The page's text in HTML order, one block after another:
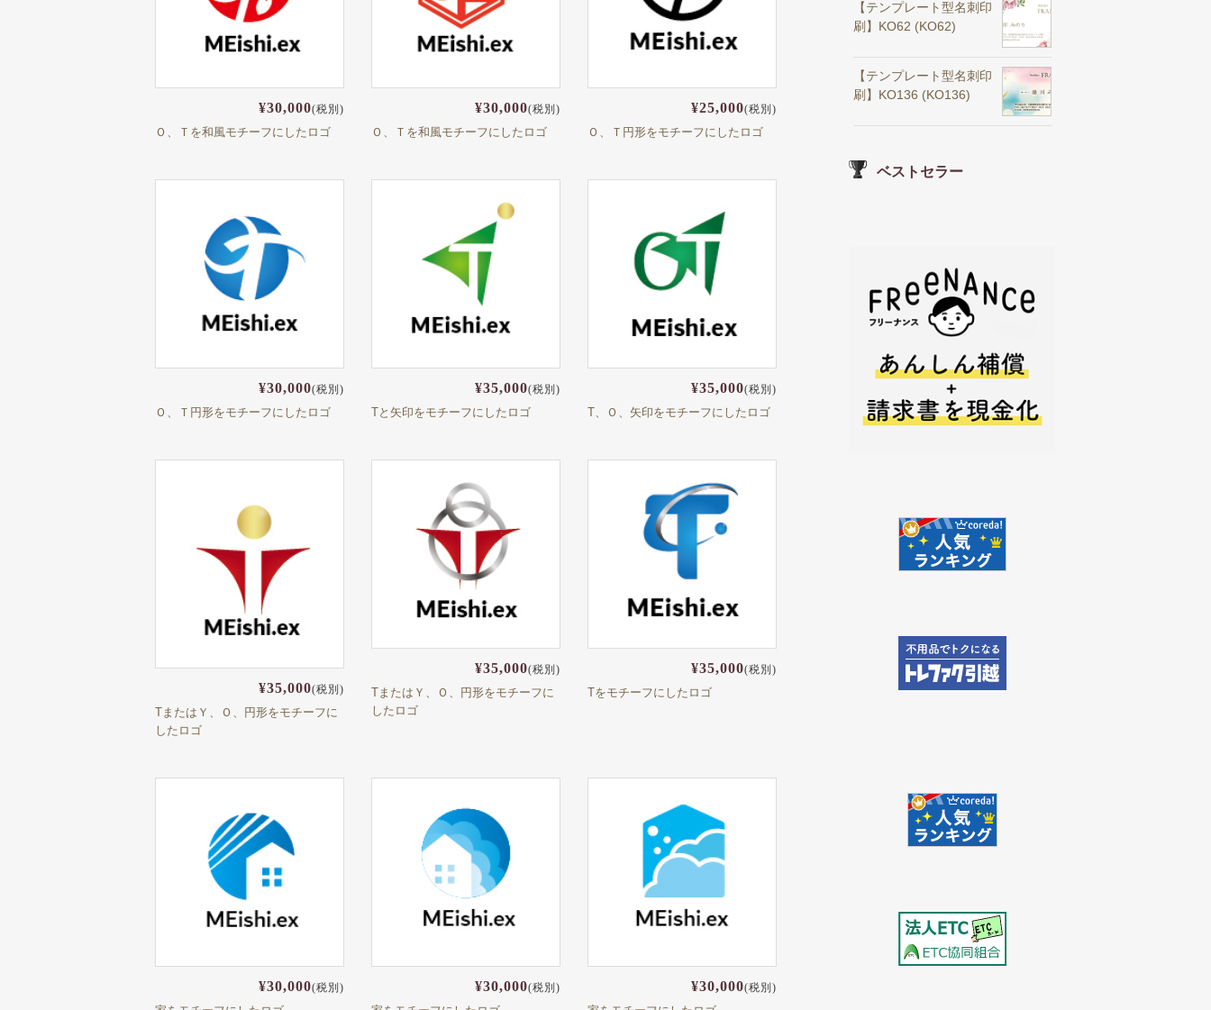
¥30,000(税別)
Ｏ、Ｔを和風モチーフにしたロゴ
¥30,000(税別)
Ｏ、Ｔを和風モチーフにしたロゴ
¥25,000(税別)
Ｏ、Ｔ円形をモチーフにしたロゴ
¥30,000(税別)
Ｏ、Ｔ円形をモチーフにしたロゴ
¥35,000(税別)
Tと矢印をモチーフにしたロゴ
¥35,000(税別)
T、Ｏ、矢印をモチーフにしたロゴ
¥35,000(税別)
TまたはＹ、Ｏ、円形をモチーフに
したロゴ
¥35,000(税別)
TまたはＹ、Ｏ、円形をモチーフに
したロゴ
¥35,000(税別)
Tをモチーフにしたロゴ
¥30,000(税別) ¥30,000(税別) ¥30,000(税別)
【テンプレート型名刺印
刷】KO62 (KO62)
【テンプレート型名刺印
刷】KO136 (KO136)
ベストセラー